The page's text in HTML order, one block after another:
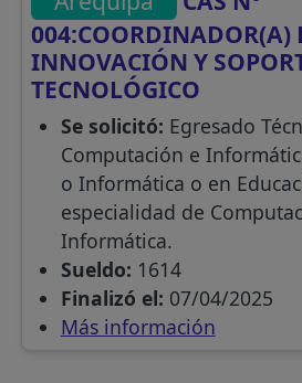
004:COORDINADOR(A)
INNOVACIÓN Y
TECNOLÓGICO
Se solicitó: Egresado
Computación e
o Informática o en
especialidad de
Informática.
Sueldo: 1614
Finalizó el: 07/04/2025
Más información